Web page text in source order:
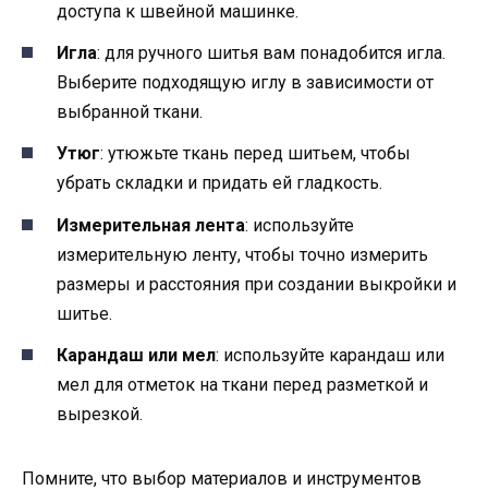
доступа к швейной машинке.
Игла: для ручного шитья вам понадобится игла.
Выберите подходящую иглу в зависимости от
выбранной ткани.
Утюг: утюжьте ткань перед шитьем, чтобы
убрать складки и придать ей гладкость.
Измерительная лента: используйте
измерительную ленту, чтобы точно измерить
размеры и расстояния при создании выкройки и
шитье.
Карандаш или мел: используйте карандаш или
мел для отметок на ткани перед разметкой и
вырезкой.
Помните, что выбор материалов и инструментов